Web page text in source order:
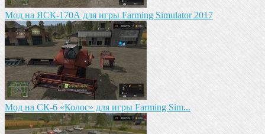
Мод на ЯСК-170А для игры Farming Simulator 2017
Мод на СК-6 «Колос» для игры Farming Sim...